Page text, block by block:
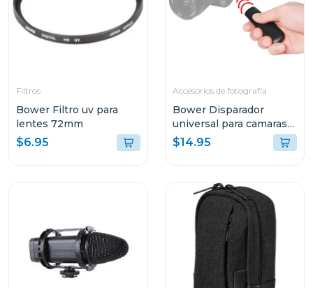
Filtros
Bower Filtro uv para
lentes 72mm
$6.95
Accesorios de fotografía
Bower Disparador
universal para camaras
dSLR
$14.95